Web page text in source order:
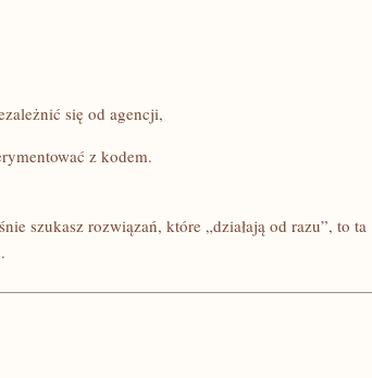
się od agencji,
z kodem.
szukasz rozwiązań, które „działają od razu”, to ta